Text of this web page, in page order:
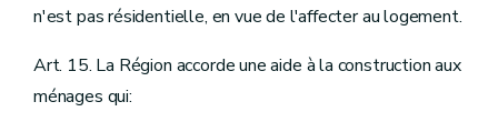
n'est pas résidentielle, en vue de l'affecter au logement.
Art. 15. La Région accorde une aide à la construction aux
ménages qui: